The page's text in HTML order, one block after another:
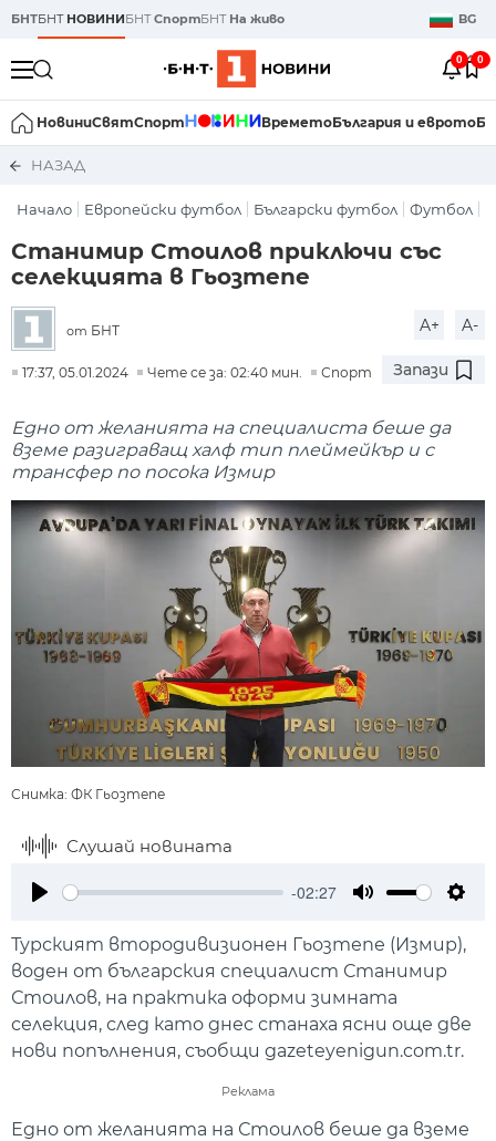
БНТБНТ НОВИНИБНТСпортБНТ На живо BG
0 0
НовиниСвятСпорт ВреметоБългария и еврото
НАЗАД
Начало Европейски футбол Български футбол Футбол
Станимир Стоилов приключи със
селекцията в Гьозтепе
от БНТ A+ A-
17:37, 05.01.2024 Чете се за: 02:40 мин. Спорт Запази
Едно от желанията на специалиста беше да
вземе разиграващ халф тип плеймейкър и с
трансфер по посока Измир
Снимка: ФК Гьозтепе
Слушай новината
-02:27
Турският втородивизионен Гьозтепе (Измир),
воден от българския специалист Станимир
Стоилов, на практика оформи зимната
селекция, след като днес станаха ясни още две
нови попълнения, съобщи gazeteyenigun.com.tr.
Реклама
Едно от желанията на Стоилов беше да вземе